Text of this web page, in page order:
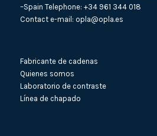
–Spain Telephone: +34 961 344 018
Contact e-mail: opla@opla.es
Fabricante de cadenas
Quienes somos
Laboratorio de contraste
Línea de chapado